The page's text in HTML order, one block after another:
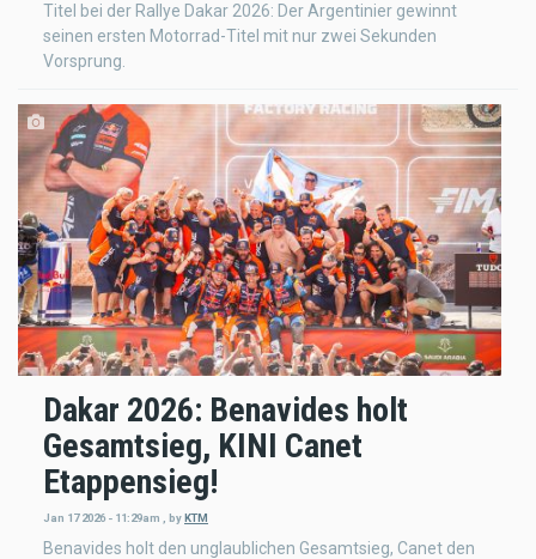
Titel bei der Rallye Dakar 2026: Der Argentinier gewinnt
seinen ersten Motorrad-Titel mit nur zwei Sekunden
Vorsprung.
Dakar 2026: Benavides holt
Gesamtsieg, KINI Canet
Etappensieg!
Jan 17 2026 - 11:29am byKTM
Benavides holt den unglaublichen Gesamtsieg, Canet den